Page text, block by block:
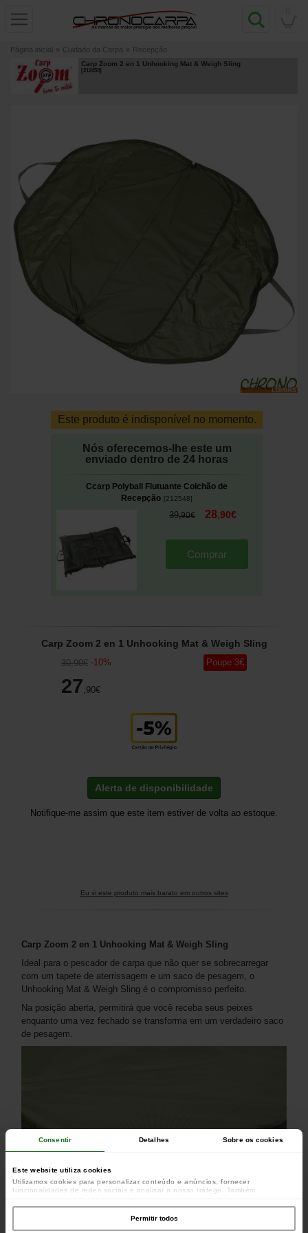
Consentir Detalhes Sobre os cookies
Este website utiliza cookies
Utilizamos cookies para personalizar conteúdo e anúncios, fornecer
funcionalidades de redes sociais e analisar o nosso tráfego. Também
parceiros de redes sociais, de publicidade e de análise, que as podem combinar
com outras informações que lhes forneceu ou recolhidas por estes a partir da
sua utilização dos respetivos serviços.
Permitir todos
Página inicial » Cuidado da Carpa » Recepção
Carp Zoom 2 en 1 Unhooking Mat & Weigh Sling
[212458]
Este produto é indisponível no momento.
Nós oferecemos-lhe este um
enviado dentro de 24 horas
Ccarp Polyball Flutuante Colchão de
Recepção
212548]
39,90€ 28,90€
Comprar
Carp Zoom 2 en 1 Unhooking Mat & Weigh Sling
30,90€ -10%
27,90€
Poupe 3€
Alerta de disponibilidade
Notifique-me assim que este item estiver de volta ao estoque.
Eu vi este produto mais barato em outros sites
Carp Zoom 2 en 1 Unhooking Mat & Weigh Sling
Ideal para o pescador de carpa que não quer se sobrecarregar
com um tapete de aterrissagem e um saco de pesagem, o
Unhooking Mat & Weigh Sling é o compromisso perfeito.
Na posição aberta, permitirá que você receba seus peixes
enquanto uma vez fechado se transforma em um verdadeiro saco
de pesagem.